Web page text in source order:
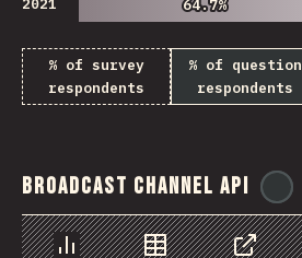
2021 64.7%
64.7%
% of survey
respondents
% of question
respondents
Broadcast Channel API